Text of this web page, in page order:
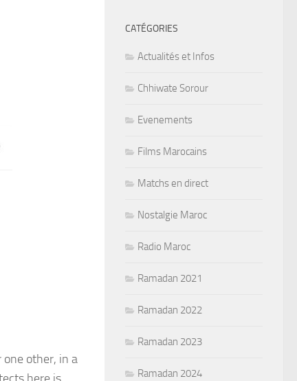
one other, in a
CATÉGORIES
Actualités et Infos
Chhiwate Sorour
Evenements
Films Marocains
Matchs en direct
Nostalgie Maroc
Radio Maroc
Ramadan 2021
Ramadan 2022
Ramadan 2023
Ramadan 2024